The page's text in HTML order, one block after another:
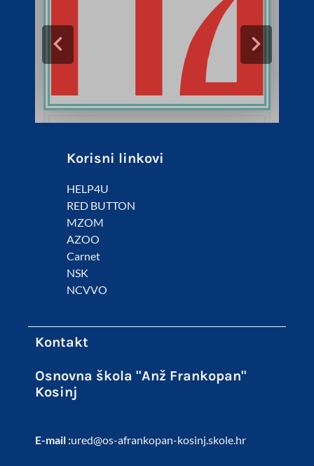
Korisni linkovi
HELP4U
RED BUTTON
MZOM
AZOO
Carnet
NSK
NCVVO
Kontakt
Osnovna škola "Anž Frankopan"
Kosinj
E-mail :ured@os-afrankopan-kosinj.skole.hr